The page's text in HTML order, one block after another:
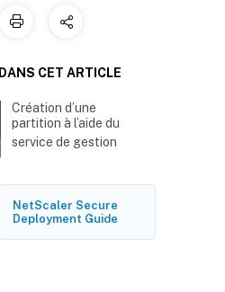
DANS CET ARTICLE
Création d’une
partition à l’aide du
service de gestion
NetScaler Secure
Deployment Guide